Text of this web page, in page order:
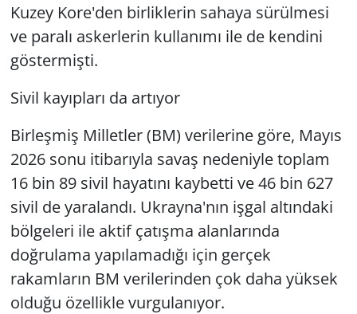
Kuzey Kore'den birliklerin sahaya sürülmesi
ve paralı askerlerin kullanımı ile de kendini
göstermişti.
Sivil kayıpları da artıyor
Birleşmiş Milletler (BM) verilerine göre, Mayıs
2026 sonu itibarıyla savaş nedeniyle toplam
16 bin 89 sivil hayatını kaybetti ve 46 bin 627
sivil de yaralandı. Ukrayna'nın işgal altındaki
bölgeleri ile aktif çatışma alanlarında
doğrulama yapılamadığı için gerçek
rakamların BM verilerinden çok daha yüksek
olduğu özellikle vurgulanıyor.